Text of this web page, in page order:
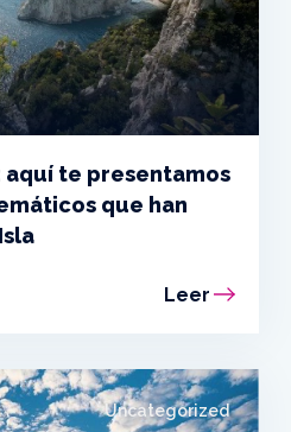
aquí te presentamos
que han
Leer
Uncategorized